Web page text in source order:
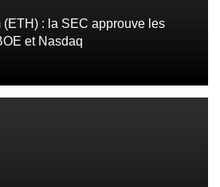
(ETH) : la SEC approuve les
et Nasdaq